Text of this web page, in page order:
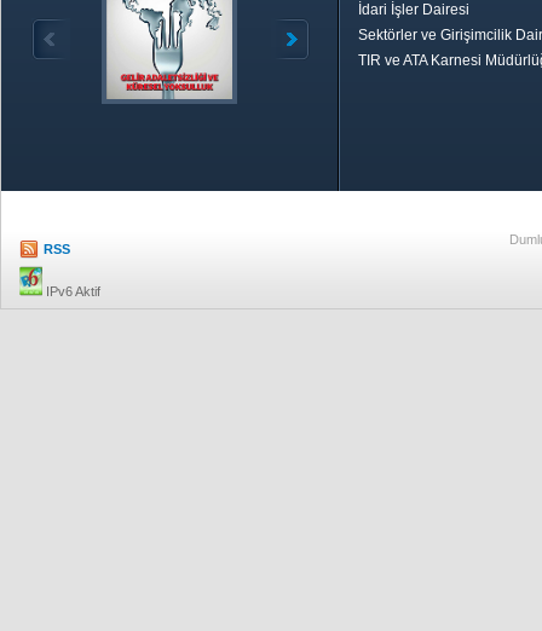
İdari İşler Dairesi
Sektörler ve Girişimcilik
TIR ve ATA Karnesi
RSS
IPv6 Aktif